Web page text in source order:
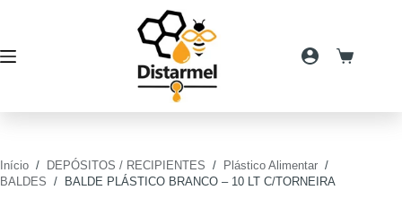
conteúdo
Carrinho
Início / DEPÓSITOS / RECIPIENTES / Plástico Alimentar /
BALDES / BALDE PLÁSTICO BRANCO – 10 LT C/TORNEIRA